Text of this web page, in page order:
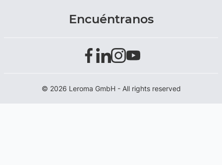
Encuéntranos
© 2026 Leroma GmbH - All rights reserved